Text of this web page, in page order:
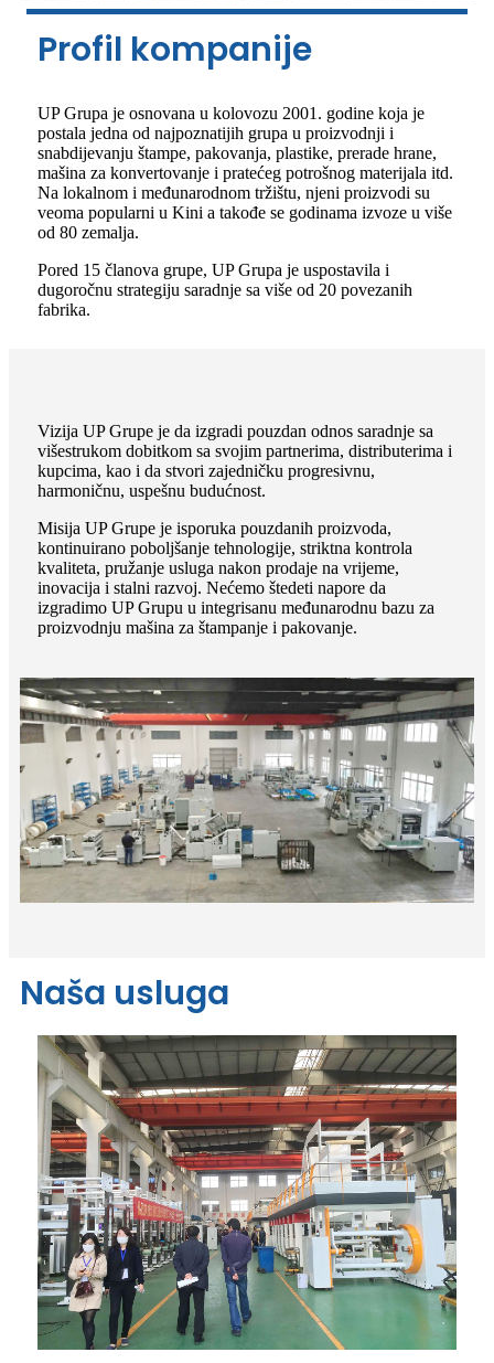
Profil kompanije
UP Grupa je osnovana u kolovozu 2001. godine koja je
postala jedna od najpoznatijih grupa u proizvodnji i
snabdijevanju štampe, pakovanja, plastike, prerade hrane,
mašina za konvertovanje i pratećeg potrošnog materijala itd.
Na lokalnom i međunarodnom tržištu, njeni proizvodi su
veoma popularni u Kini a takođe se godinama izvoze u više
od 80 zemalja.
Pored 15 članova grupe, UP Grupa je uspostavila i
dugoročnu strategiju saradnje sa više od 20 povezanih
fabrika.
Vizija UP Grupe je da izgradi pouzdan odnos saradnje sa
višestrukom dobitkom sa svojim partnerima, distributerima i
kupcima, kao i da stvori zajedničku progresivnu,
harmoničnu, uspešnu budućnost.
Misija UP Grupe je isporuka pouzdanih proizvoda,
kontinuirano poboljšanje tehnologije, striktna kontrola
kvaliteta, pružanje usluga nakon prodaje na vrijeme,
inovacija i stalni razvoj. Nećemo štedeti napore da
izgradimo UP Grupu u integrisanu međunarodnu bazu za
proizvodnju mašina za štampanje i pakovanje.
Naša usluga